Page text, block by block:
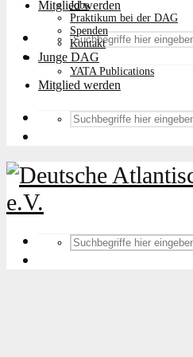
Mitglied werden
Jobs
Praktikum bei der DAG
Spenden
Kontakt
Junge DAG
YATA Publications
Mitglied werden